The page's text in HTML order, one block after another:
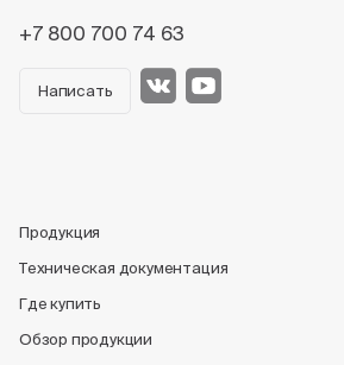
+7 800 700 74 63
Написать
Продукция
Техническая документация
Где купить
Обзор продукции